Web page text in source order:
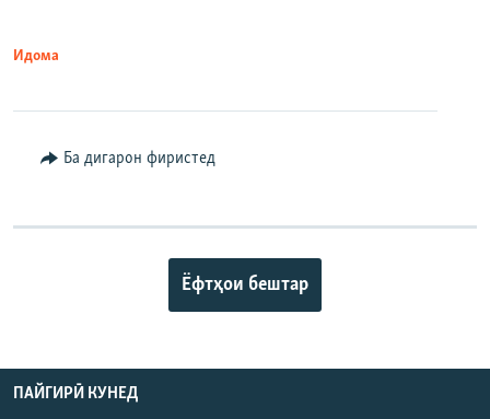
Идома
Ба дигарон фиристед
Ёфтҳои бештар
ПАЙГИРӢ КУНЕД